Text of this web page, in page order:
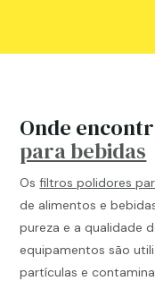
Onde
para bebidas
Osfiltros polidores
de alimentos e
pureza e a qualidade
equipamentos são
partículas e